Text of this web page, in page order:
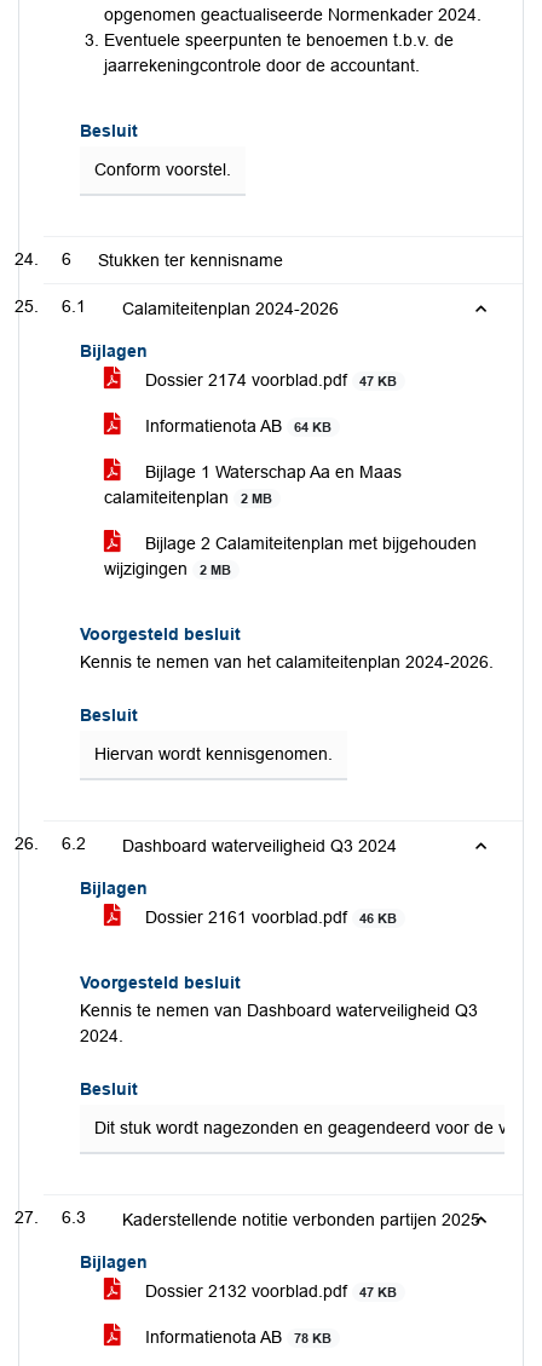
opgenomen geactualiseerde Normenkader 2024.
Eventuele speerpunten te benoemen t.b.v. de
jaarrekeningcontrole door de accountant.
Besluit
Conform voorstel.
6 Stukken ter kennisname
6.1 Calamiteitenplan 2024-2026
Bijlagen
Dossier 2174 voorblad.pdf
47 KB
Informatienota AB 64 KB
Bijlage 1 Waterschap Aa en Maas
calamiteitenplan
2 MB
Bijlage 2 Calamiteitenplan met bijgehouden
wijzigingen
2 MB
Voorgesteld besluit
Kennis te nemen van het calamiteitenplan 2024-2026.
Besluit
Hiervan wordt kennisgenomen.
6.2 Dashboard waterveiligheid Q3 2024
Bijlagen
Dossier 2161 voorblad.pdf
46 KB
Voorgesteld besluit
Kennis te nemen van Dashboard waterveiligheid Q3
2024.
Besluit
Dit stuk wordt nagezonden en geagendeerd voor de
6.3 Kaderstellende notitie verbonden partijen 2025
Bijlagen
Dossier 2132 voorblad.pdf
47 KB
Informatienota AB 78 KB